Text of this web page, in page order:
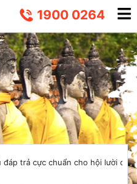
1900 0264
đáp trả cực chuẩn cho hội lười